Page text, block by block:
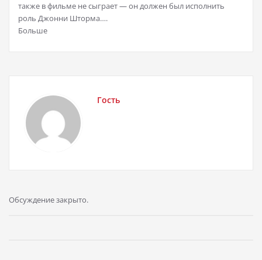
также в фильме не сыграет — он должен был исполнить
роль Джонни Шторма….
Больше
Гость
Обсуждение закрыто.